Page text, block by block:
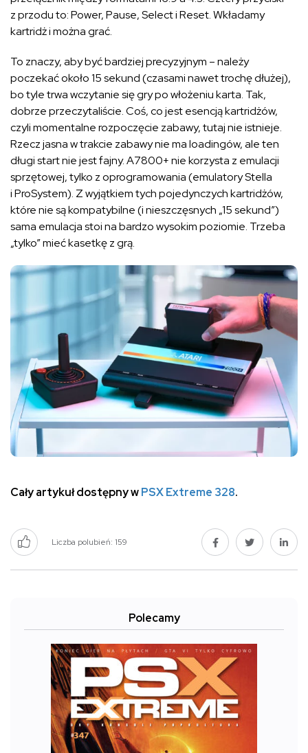
z przodu to: Power, Pause, Select i Reset. Wkładamy
kartridż i można grać.
To znaczy, aby być bardziej precyzyjnym – należy
poczekać około 15 sekund (czasami nawet trochę dłużej),
bo tyle trwa wczytanie się gry po włożeniu karta. Tak,
dobrze przeczytaliście. Coś, co jest esencją kartridżów,
czyli momentalne rozpoczęcie zabawy, tutaj nie istnieje.
Rzecz jasna w trakcie zabawy nie ma loadingów, ale ten
długi start nie jest fajny. A7800+ nie korzysta z emulacji
sprzętowej, tylko z oprogramowania (emulatory Stella
i ProSystem). Z wyjątkiem tych pojedynczych kartridżów,
które nie są kompatybilne (i nieszczęsnych „15 sekund”)
sama emulacja stoi na bardzo wysokim poziomie. Trzeba
„tylko” mieć kasetkę z grą.
Cały artykuł dostępny wPSX Extreme 328.
Liczba polubień: 159
Polecamy